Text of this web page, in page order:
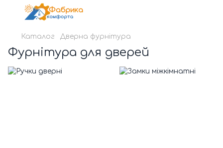
Каталог Дверна фурнітура
Фурнітура для дверей